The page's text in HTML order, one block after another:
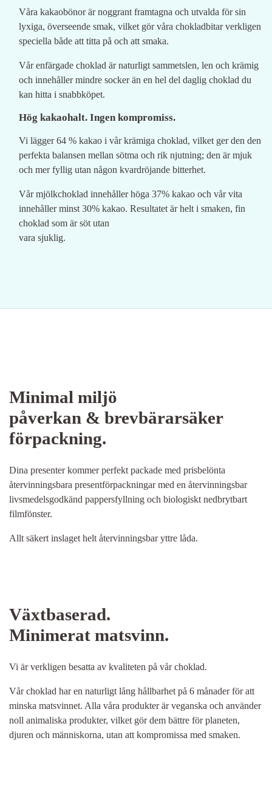
Våra kakaobönor är noggrant framtagna och utvalda för sin
lyxiga, överseende smak, vilket gör våra chokladbitar verkligen
speciella både att titta på och att smaka.
Vår enfärgade choklad är naturligt sammetslen, len och krämig
och innehåller mindre socker än en hel del daglig choklad du
kan hitta i snabbköpet.
Hög kakaohalt. Ingen kompromiss.
Vi lägger 64 % kakao i vår krämiga choklad, vilket ger den den
perfekta balansen mellan sötma och rik njutning; den är mjuk
och mer fyllig utan någon kvardröjande bitterhet.
Vår mjölkchoklad innehåller höga 37% kakao och vår vita
innehåller minst 30% kakao. Resultatet är helt i smaken, fin
choklad som är söt utan
vara sjuklig.
Minimal miljö
påverkan & brevbärarsäker
förpackning.
Dina presenter kommer perfekt packade med prisbelönta
återvinningsbara presentförpackningar med en återvinningsbar
livsmedelsgodkänd pappersfyllning och biologiskt nedbrytbart
filmfönster.
Allt säkert inslaget helt återvinningsbar yttre låda.
Växtbaserad.
Minimerat matsvinn.
Vi är verkligen besatta av kvaliteten på vår choklad.
Vår choklad har en naturligt lång hållbarhet på 6 månader för att
minska matsvinnet. Alla våra produkter är veganska och använder
noll animaliska produkter, vilket gör dem bättre för planeten,
djuren och människorna, utan att kompromissa med smaken.